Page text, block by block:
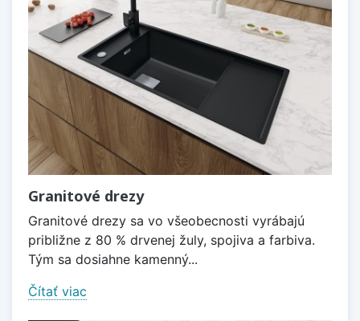
Granitové drezy
Granitové drezy sa vo všeobecnosti vyrábajú
približne z 80 % drvenej žuly, spojiva a farbiva.
Tým sa dosiahne kamenný...
Čítať viac